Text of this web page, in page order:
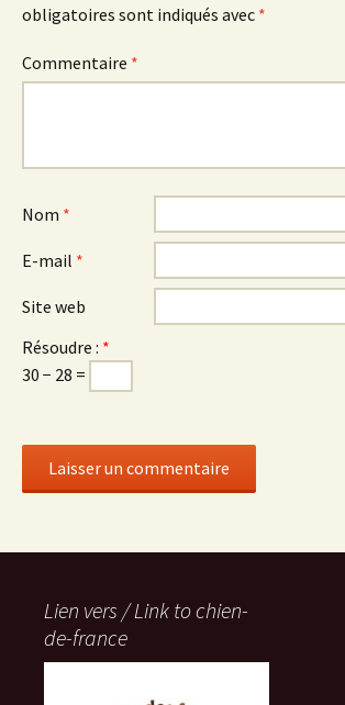
obligatoires sont indiqués avec *
Commentaire *
Nom *
E-mail *
Site web
Résoudre : *
30 − 28 =
Lien vers / Link to chien-
de-france